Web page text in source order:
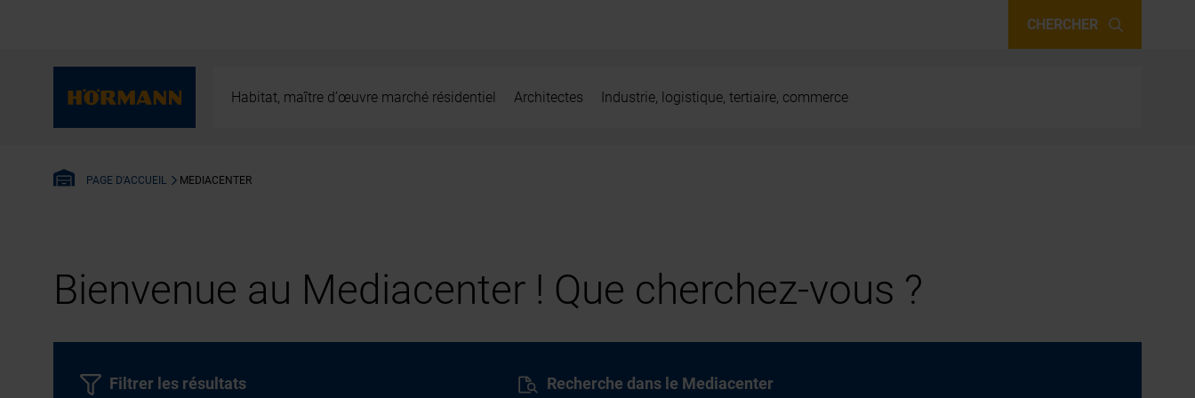
CHERCHER
Habitat, maître d’œuvre marché résidentiel Architectes Industrie, logistique, tertiaire, commerce
PAGE D'ACCUEIL MEDIACENTER
Bienvenue au Mediacenter ! Que cherchez-vous ?
Recherche dans le Mediacenter
Filtrer les résultats